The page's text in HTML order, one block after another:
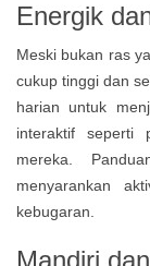
Energik
Meski bukan ras
cukup tinggi dan
harian untuk
interaktif seperti
mereka.
menyarankan
kebugaran.
Mandiri